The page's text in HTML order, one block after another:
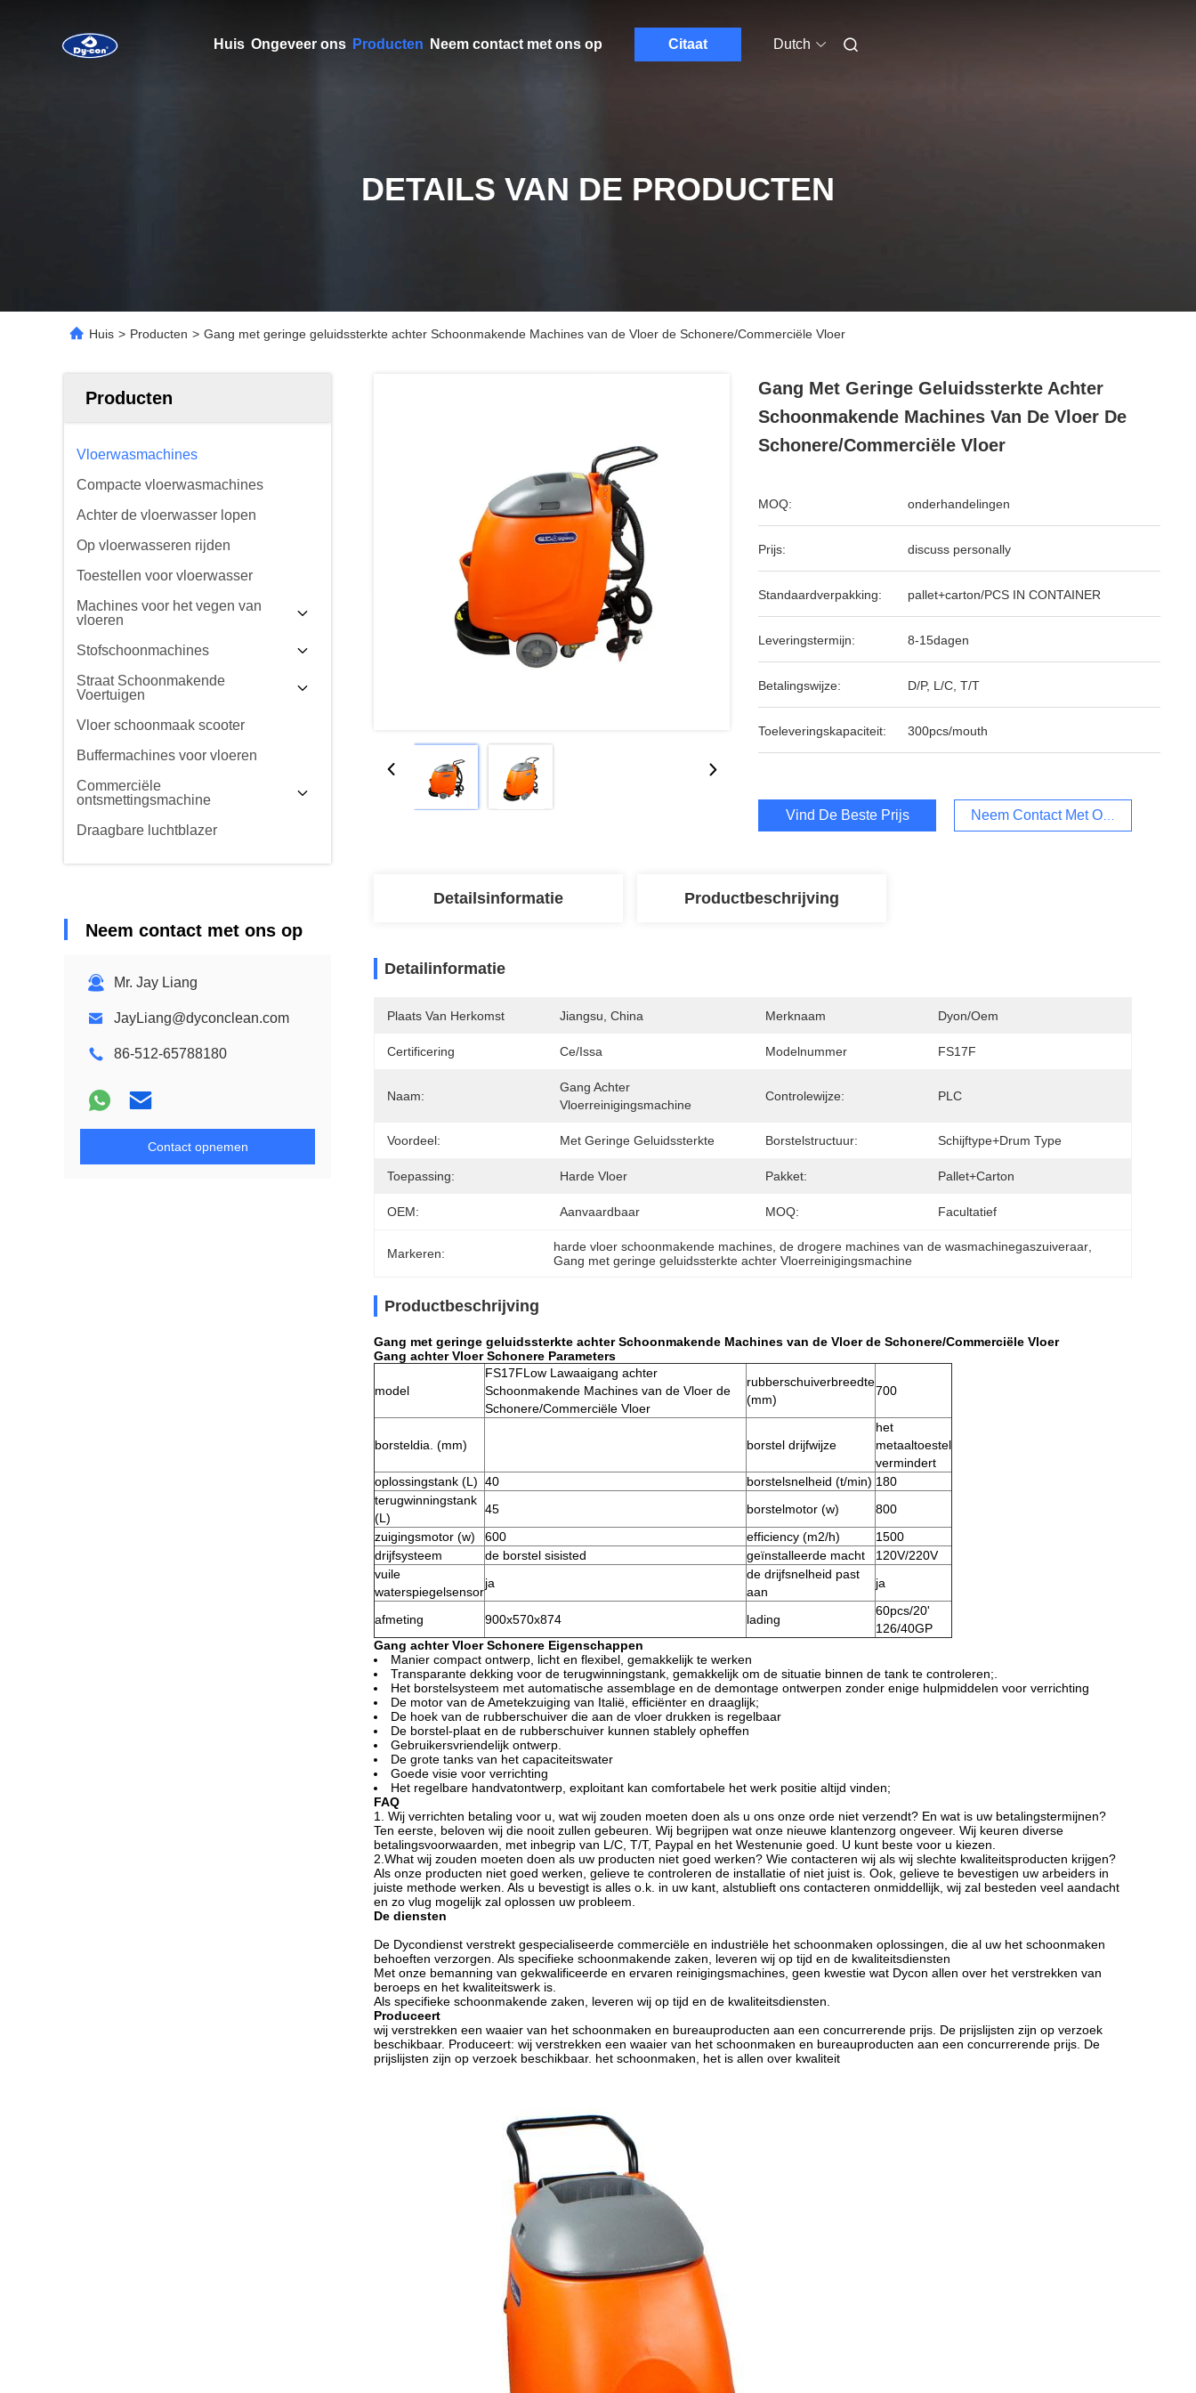
Huis Ongeveer ons Producten Neem contact met ons op Citaat Dutch
DETAILS VAN DE PRODUCTEN
Huis > Producten > Gang met geringe geluidssterkte achter Schoonmakende Machines van de Vloer de Schonere/Commerciële Vloer
Producten
Vloerwasmachines
Compacte vloerwasmachines
Achter de vloerwasser lopen
Op vloerwasseren rijden
Toestellen voor vloerwasser
Machines voor het vegen van
vloeren
Stofschoonmachines
Straat Schoonmakende
Voertuigen
Vloer schoonmaak scooter
Buffermachines voor vloeren
Commerciële
ontsmettingsmachine
Draagbare luchtblazer
Neem contact met ons op
Mr. Jay Liang
JayLiang@dyconclean.com
86-512-65788180
Contact opnemen
Gang Met Geringe Geluidssterkte Achter
Schoonmakende Machines Van De Vloer De
Schonere/Commerciële Vloer
MOQ: onderhandelingen
Prijs: discuss personally
Standaardverpakking: pallet+carton/PCS IN CONTAINER
Leveringstermijn: 8-15dagen
Betalingswijze: D/P, L/C, T/T
Toeleveringskapaciteit: 300pcs/mouth
Vind De Beste Prijs Neem Contact Met Ons Op
Detailsinformatie Productbeschrijving
Detailinformatie
Plaats Van Herkomst Jiangsu, China Merknaam Dyon/oem
Certificering Ce/issa Modelnummer FS17F
Naam:
Gang Achter
Vloerreinigingsmachine
Controlewijze: PLC
Voordeel: Met Geringe Geluidssterkte Borstelstructuur: Schijftype+drum Type
Toepassing: Harde Vloer Pakket: Pallet+carton
OEM: Aanvaardbaar MOQ: Facultatief
Markeren: harde vloer schoonmakende machines , de drogere machines van de wasmachinegaszuiveraar
Gang met geringe geluidssterkte achter Vloerreinigingsmachine
Productbeschrijving
Gang met geringe geluidssterkte achter Schoonmakende Machines van de Vloer de Schonere/Commerciële Vloer
Gang achter Vloer Schonere Parameters
model
FS17FLow Lawaaigang achter
Schoonmakende Machines van de Vloer de
Schonere/Commerciële Vloer
rubberschuiverbreedte
(mm)
700
borsteldia. (mm) borstel drijfwijze
het
metaaltoestel
vermindert
oplossingstank (L) 40 borstelsnelheid (t/min) 180
terugwinningstank
(L)
45 borstelmotor (w)
800
zuigingsmotor (w)
600 efficiency (m2/h)
1500
drijfsysteem
de borstel sisisted geïnstalleerde macht
120V/220V
vuile
waterspiegelsensor
ja
de drijfsnelheid past
aan
ja
afmeting 900x570x874 lading
60pcs/20'
126/40GP
Gang achter Vloer Schonere Eigenschappen
Manier compact ontwerp, licht en flexibel, gemakkelijk te werken
Transparante dekking voor de terugwinningstank, gemakkelijk om de situatie binnen de tank te controleren;.
Het borstelsysteem met automatische assemblage en de demontage ontwerpen zonder enige hulpmiddelen voor verrichting
De motor van de Ametekzuiging van Italië, efficiënter en draaglijk;
De hoek van de rubberschuiver die aan de vloer drukken is regelbaar
De borstel-plaat en de rubberschuiver kunnen stablely opheffen
Gebruikersvriendelijk ontwerp.
De grote tanks van het capaciteitswater
Goede visie voor verrichting
Het regelbare handvatontwerp, exploitant kan comfortabele het werk positie altijd vinden;
FAQ
1. Wij verrichten betaling voor u, wat wij zouden moeten doen als u ons onze orde niet verzendt? En wat is uw betalingstermijnen?
Ten eerste, beloven wij die nooit zullen gebeuren. Wij begrijpen wat onze nieuwe klantenzorg ongeveer. Wij keuren diverse
betalingsvoorwaarden, met inbegrip van L/C, T/T, Paypal en het Westenunie goed. U kunt beste voor u kiezen.
2.What wij zouden moeten doen als uw producten niet goed werken? Wie contacteren wij als wij slechte kwaliteitsproducten krijgen?
Als onze producten niet goed werken, gelieve te controleren de installatie of niet juist is. Ook, gelieve te bevestigen uw arbeiders in
juiste methode werken. Als u bevestigt is alles o.k. in uw kant, alstublieft ons contacteren onmiddellijk, wij zal besteden veel aandacht
en zo vlug mogelijk zal oplossen uw probleem.
De diensten
De Dycondienst verstrekt gespecialiseerde commerciële en industriële het schoonmaken oplossingen, die al uw het schoonmaken
behoeften verzorgen. Als specifieke schoonmakende zaken, leveren wij op tijd en de kwaliteitsdiensten
Met onze bemanning van gekwalificeerde en ervaren reinigingsmachines, geen kwestie wat Dycon allen over het verstrekken van
beroeps en het kwaliteitswerk is.
Als specifieke schoonmakende zaken, leveren wij op tijd en de kwaliteitsdiensten.
Produceert
wij verstrekken een waaier van het schoonmaken en bureauproducten aan een concurrerende prijs. De prijslijsten zijn op verzoek
beschikbaar. Produceert: wij verstrekken een waaier van het schoonmaken en bureauproducten aan een concurrerende prijs. De
prijslijsten zijn op verzoek beschikbaar. het schoonmaken, het is allen over kwaliteit